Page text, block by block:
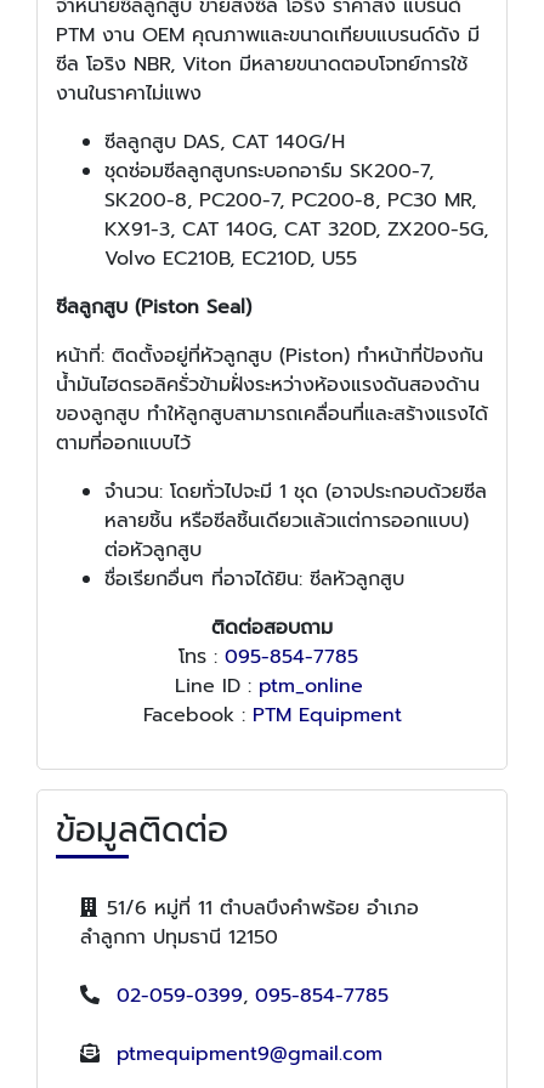
จำหน่ายซีลลูกสูบ ขายส่งซีล โอริง ราคาส่ง แบรนด์
PTM งาน OEM คุณภาพและขนาดเทียบแบรนด์ดัง มี
ซีล โอริง NBR, Viton มีหลายขนาดตอบโจทย์การใช้
งานในราคาไม่แพง
ซีลลูกสูบ DAS, CAT 140G/H
ชุดซ่อมซีลลูกสูบกระบอกอาร์ม SK200-7,
SK200-8, PC200-7, PC200-8, PC30 MR,
KX91-3, CAT 140G, CAT 320D, ZX200-5G,
Volvo EC210B, EC210D, U55
ซีลลูกสูบ (Piston Seal)
หน้าที่: ติดตั้งอยู่ที่หัวลูกสูบ (Piston) ทำหน้าที่ป้องกัน
น้ำมันไฮดรอลิครั่วข้ามฝั่งระหว่างห้องแรงดันสองด้าน
ของลูกสูบ ทำให้ลูกสูบสามารถเคลื่อนที่และสร้างแรงได้
ตามที่ออกแบบไว้
จำนวน: โดยทั่วไปจะมี 1 ชุด (อาจประกอบด้วยซีล
หลายชิ้น หรือซีลชิ้นเดียวแล้วแต่การออกแบบ)
ต่อหัวลูกสูบ
ชื่อเรียกอื่นๆ ที่อาจได้ยิน: ซีลหัวลูกสูบ
ติดต่อสอบถาม
โทร : 095-854-7785
Line ID : ptm_online
Facebook : PTM Equipment
ข้อมูลติดต่อ
51/6 หมู่ที่ 11 ตำบลบึงคำพร้อย อำเภอ
ลำลูกกา ปทุมธานี 12150
02-059-0399, 095-854-7785
ptmequipment9@gmail.com